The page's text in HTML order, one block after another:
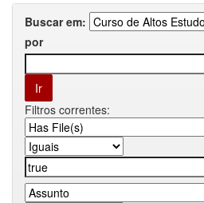
Buscar em:
por
Filtros correntes: